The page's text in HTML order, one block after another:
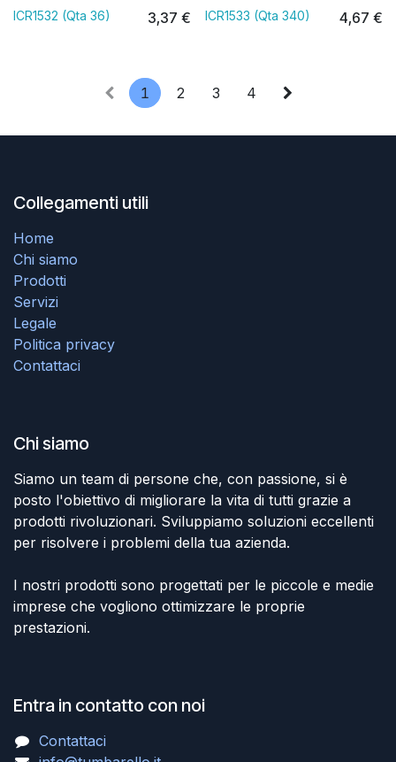
ICR1532 (Qta 36) 3,37 € ICR1533 (Qta 340) 4,67 €
1 2 3 4
Collegamenti utili
Home
Chi siamo
Prodotti
Servizi
Legale
Politica privacy
Contattaci
Chi siamo
Siamo un team di persone che, con passione, si è
posto l'obiettivo di migliorare la vita di tutti grazie a
prodotti rivoluzionari. Sviluppiamo soluzioni eccellenti
per risolvere i problemi della tua azienda.
I nostri prodotti sono progettati per le piccole e medie
imprese che vogliono ottimizzare le proprie
prestazioni.
Entra in contatto con noi
Contattaci